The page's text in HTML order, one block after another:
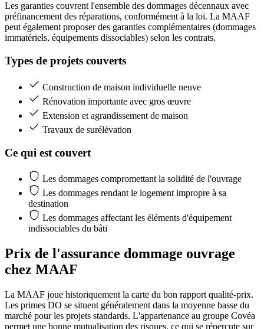
Les garanties couvrent l'ensemble des dommages décennaux avec
préfinancement des réparations, conformément à la loi. La MAAF
peut également proposer des garanties complémentaires (dommages
immatériels, équipements dissociables) selon les contrats.
Types de projets couverts
Construction de maison individuelle neuve
Rénovation importante avec gros œuvre
Extension et agrandissement de maison
Travaux de surélévation
Ce qui est couvert
Les dommages compromettant la solidité de l'ouvrage
Les dommages rendant le logement impropre à sa
destination
Les dommages affectant les éléments d'équipement
indissociables du bâti
Prix de l'assurance dommage ouvrage
chez MAAF
La MAAF joue historiquement la carte du bon rapport qualité-prix.
Les primes DO se situent généralement dans la moyenne basse du
marché pour les projets standards. L'appartenance au groupe Covéa
permet une bonne mutualisation des risques, ce qui se répercute sur